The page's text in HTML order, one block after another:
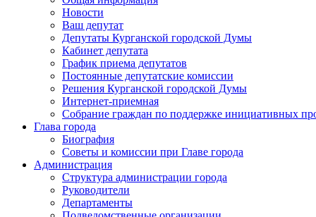
Новости
Ваш депутат
Депутаты Курганской городской Думы
Кабинет депутата
График приема депутатов
Постоянные депутатские комиссии
Решения Курганской городской Думы
Интернет-приемная
Собрание граждан по поддержке инициативных
Глава города
Биография
Советы и комиссии при Главе города
Администрация
Структура администрации города
Руководители
Департаменты